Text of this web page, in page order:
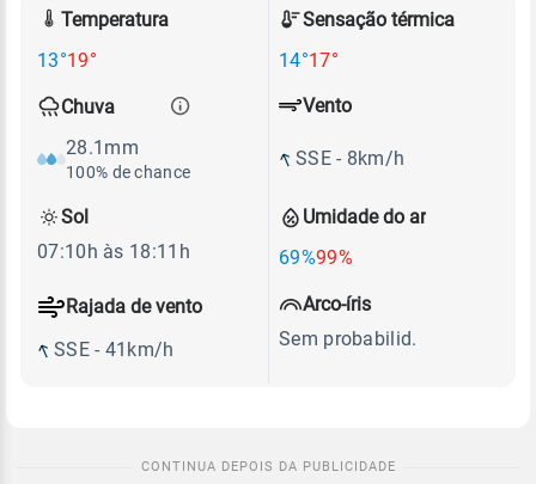
Temperatura
13°19°
Sensação térmica
14°17°
Chuva
28.1mm
100% de chance
Umidade do ar
69%99%
Vento
SSE - 8km/h
Rajada de vento
SSE - 41km/h
Sol
07:10h às 18:11h
Arco-íris
Sem probabilid.